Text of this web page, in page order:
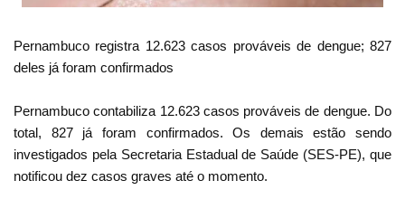
Pernambuco registra 12.623 casos prováveis de dengue; 827
deles já foram confirmados
Pernambuco contabiliza 12.623 casos prováveis de dengue. Do
total, 827 já foram confirmados. Os demais estão sendo
investigados pela Secretaria Estadual de Saúde (SES-PE), que
notificou dez casos graves até o momento.